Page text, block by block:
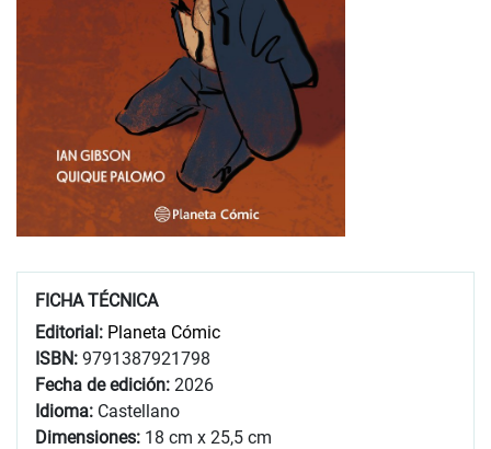
FICHA TÉCNICA
Editorial: Planeta Cómic
ISBN: 9791387921798
Fecha de edición: 2026
Idioma: Castellano
Dimensiones: 18 cm x 25,5 cm